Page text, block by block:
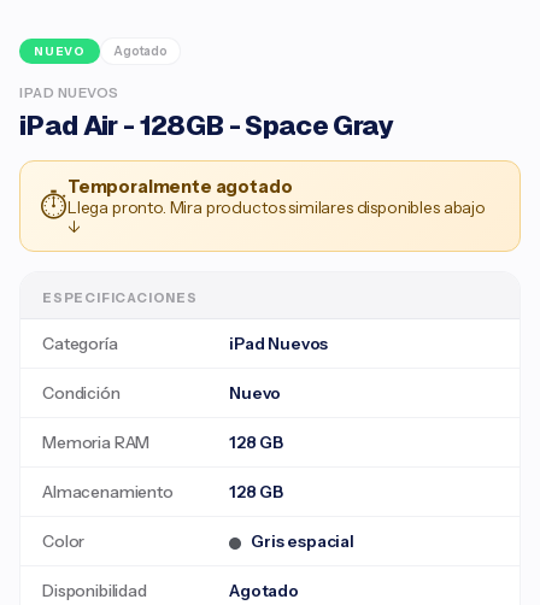
NUEVO Agotado
IPAD NUEVOS
iPad Air - 128GB - Space Gray
⏱
Temporalmente agotado
Llega pronto. Mira productos similares disponibles abajo
↓
ESPECIFICACIONES
Categoría iPad Nuevos
Condición Nuevo
Memoria RAM 128 GB
Almacenamiento 128 GB
Color Gris espacial
Disponibilidad Agotado